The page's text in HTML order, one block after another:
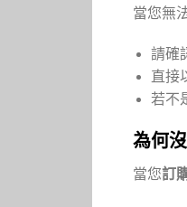
當您無
請確
直接
若不
為何
當您訂